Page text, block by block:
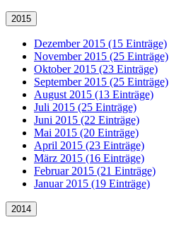
2015
Dezember 2015 (15 Einträge)
November 2015 (25 Einträge)
Oktober 2015 (23 Einträge)
September 2015 (25 Einträge)
August 2015 (13 Einträge)
Juli 2015 (25 Einträge)
Juni 2015 (22 Einträge)
Mai 2015 (20 Einträge)
April 2015 (23 Einträge)
März 2015 (16 Einträge)
Februar 2015 (21 Einträge)
Januar 2015 (19 Einträge)
2014